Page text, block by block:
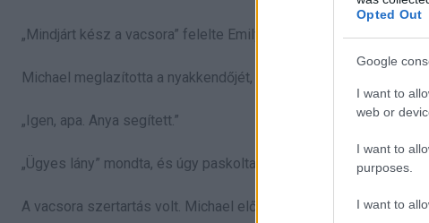
Opted Out
Google
I want to
web or
I want to
purposes.
I want to
„Mindjárt kész a vacsora” felelte Emily, kiegyenesítve a kötényt.
Michael meglazította a nyakkendőjét, végigmérte a szobát.
„Igen, apa. Anya segített.”
„Ügyes lány” mondta, és úgy paskolta meg a fejét, mintha tárgy
A vacsora szertartás volt. Michael előadta az eladási sikereit, a